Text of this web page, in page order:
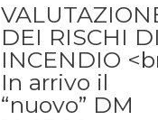
DEI RISCHI DI
INCENDIO
In arrivo il
“nuovo” DM